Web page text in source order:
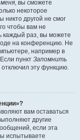
, вы сможете
некоторое
никто другой не смог
чтобы вам не
каждый раз, вы можете
на конференцию. Не
например в
пункт Запомнить
отключил эту функцию.
вам оставаться
другие
если эта
испытываете